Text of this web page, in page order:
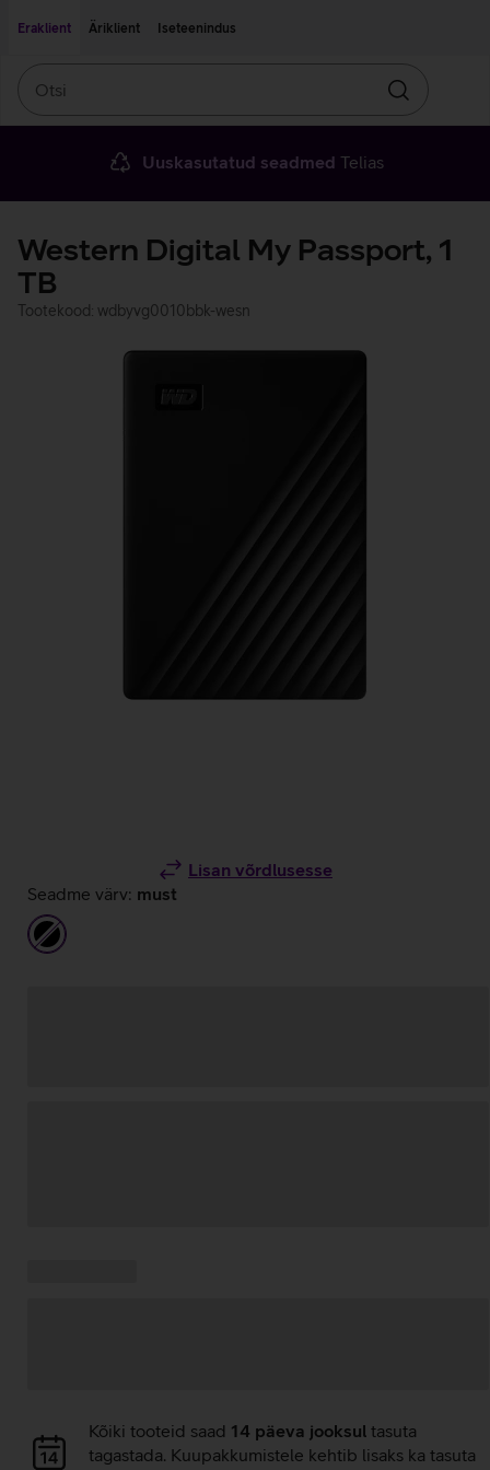
Eraklient
Äriklient Iseteenindus
Otsin
Uuskasutatud seadmed Telias
Western Digital My Passport, 1
TB
Tootekood: wdbyvg0010bbk-wesn
Lisan võrdlusesse
Seadme värv: must
must
Andmete
laadimine
Kõiki tooteid saad 14 päeva jooksul tasuta
tagastada. Kuupakkumistele kehtib lisaks ka tasuta